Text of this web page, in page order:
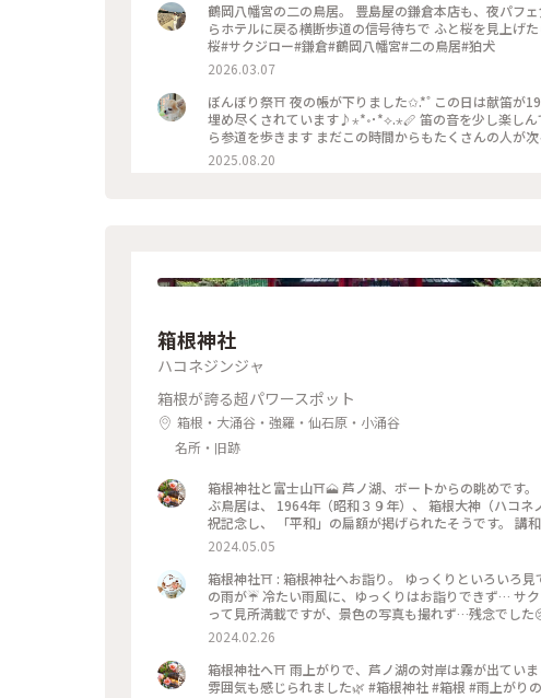
鶴岡八幡宮の二の鳥居。 豊島屋の鎌倉本店も、夜パフ
らホテルに戻る横断歩道の信号待ちで ふと桜を見上げたらサクジロ
桜#サクジロー#鎌倉#鶴岡八幡宮#二の鳥居#狛犬
2026.03.07
ぼんぼり祭⛩ 夜の帳が下りました✩.*˚ この日は献笛が19時より舞殿にて行われ、本宮への階段はたくさんの観客で
埋め尽くされています♪⋆*॰･*⟡.⋆🪈 笛の音を少し楽しんで、私はそろそろ帰らなければと、またぼんぼりを眺めなが
ら参道を歩きます まだこの時間からもたくさんの人が
なんだなぁと感じました✨️ 来年もどんなぼんぼりがあるか気になっちゃうだろうな〰️ *˙︶˙*)ﾉ"ﾏﾀﾈｰ♡ #ゆるり夏時
間 #神奈川 #鎌倉 #鶴岡八幡宮 #ぼんぼり祭 #毎年立秋
2025.08.20
箱根神社
ハコネジンジャ
箱根が誇る超パワースポット
箱根・大涌谷・強羅・仙石原・小涌谷
名所・旧跡
箱根神社と富士山⛩️🗻 芦ノ湖、ボートからの眺めです
ぶ鳥居は、 1964年（昭和３９年）、 箱根大神（ハコ
祝記念し、 「平和」の扁額が掲げられたそうです。 講
たそうで、 それ以来「平和の鳥居」と親しまれていま
で、 見た時はおおぉ〜✨と感動しました😊 #箱根神社 #
2024.05.05
箱根神社⛩️ : 箱根神社へお詣り。 ゆっくりといろいろ
の雨が☔️ 冷たい雨風に、ゆっくりはお詣りできず… サ
って見所満載ですが、景色の写真も撮れず…残念でし
んとお詣りしに来たいです✨ 木々や苔の緑が綺麗で癒
たくさん待つかな？と思ったけれど、意外にも待って
良い写真もないのですが、旅の思い出投稿でした😊 :
泉旅 #神社 #神社巡り #箱根 #芦ノ湖 #箱根神社 #九頭竜神社新宮 #みど
2024.02.26
箱根神社へ⛩ 雨上がりで、芦ノ湖の対岸は霧が出てい
雰囲気も感じられました🌿 #箱根神社 #箱根 #雨上がり